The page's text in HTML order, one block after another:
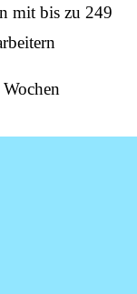
mit bis zu 249